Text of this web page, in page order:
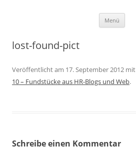
Menü
lost-found-pict
Veröffentlicht am 17. September 2012 mit
10 – Fundstücke aus HR-Blogs und Web.
Schreibe einen Kommentar